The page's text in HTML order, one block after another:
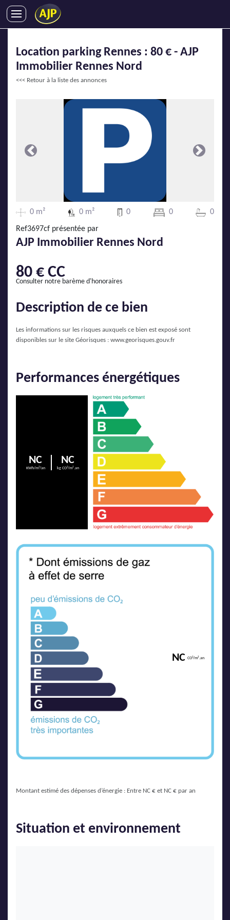
VENTES
LOCATIONS
GESTION LOCATIVE
LOCATIONS DE VACANCES
AJP Recrute
AJP Actualités
Service Qualité Clients
Location parking Rennes : 80 € - AJP
Immobilier Rennes Nord
<<< Retour à la liste des annonces
Précédente Suivante
0 m² 0 m² 0 0 0
Ref3697cf présentée par
AJP Immobilier Rennes Nord
80 € CC
Consulter notre barème d'honoraires
Description de ce bien
Les informations sur les risques auxquels ce bien est exposé sont
disponibles sur le site Géorisques : www.georisques.gouv.fr
Performances énergétiques
NC
KWh/m²/an
NC
kg CO²/m².an
NC CO²/m².an
Montant estimé des dépenses d’énergie : Entre NC € et NC € par an
Situation et environnement